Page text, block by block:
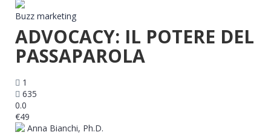
Buzz marketing
ADVOCACY: IL POTERE DEL
PASSAPAROLA
1
635
0.0
€49
Anna Bianchi, Ph.D.